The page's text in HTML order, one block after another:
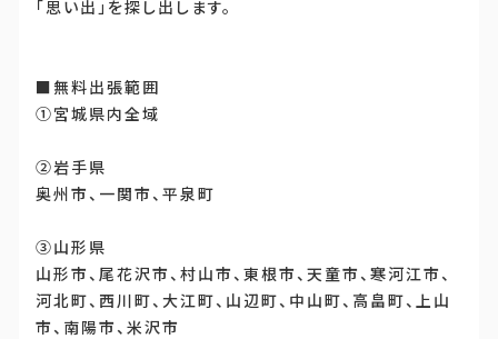
「思い出」を探し出します。
■無料出張範囲
①宮城県内全域
②岩手県
奥州市、一関市、平泉町
③山形県
山形市、尾花沢市、村山市、東根市、天童市、寒河江市、
河北町、西川町、大江町、山辺町、中山町、高畠町、上山
市、南陽市、米沢市